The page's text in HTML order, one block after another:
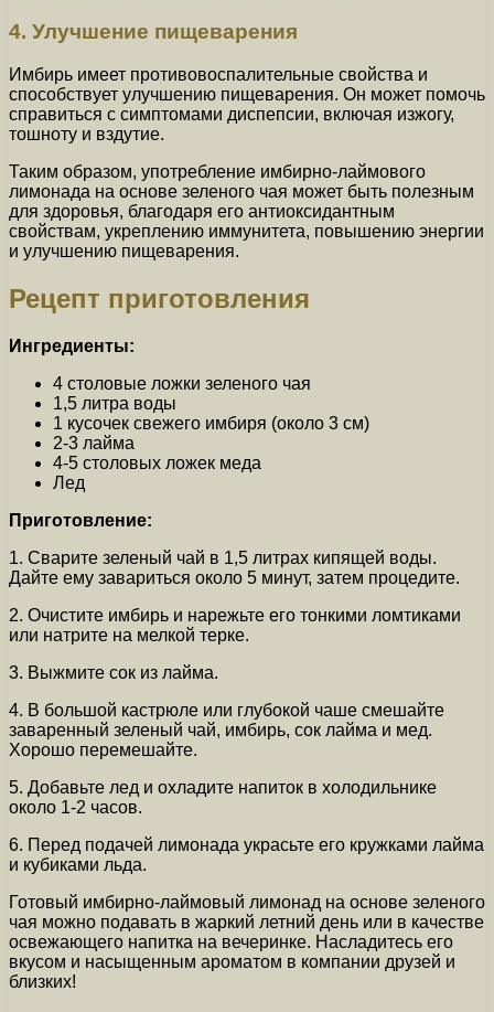
4. Улучшение пищеварения
Имбирь имеет противовоспалительные свойства и
способствует улучшению пищеварения. Он может помочь
справиться с симптомами диспепсии, включая изжогу,
тошноту и вздутие.
Таким образом, употребление имбирно-лаймового
лимонада на основе зеленого чая может быть полезным
для здоровья, благодаря его антиоксидантным
свойствам, укреплению иммунитета, повышению энергии
и улучшению пищеварения.
Рецепт приготовления
Ингредиенты:
4 столовые ложки зеленого чая
1,5 литра воды
1 кусочек свежего имбиря (около 3 см)
2-3 лайма
4-5 столовых ложек меда
Лед
Приготовление:
1. Сварите зеленый чай в 1,5 литрах кипящей воды.
Дайте ему завариться около 5 минут, затем процедите.
2. Очистите имбирь и нарежьте его тонкими ломтиками
или натрите на мелкой терке.
3. Выжмите сок из лайма.
4. В большой кастрюле или глубокой чаше смешайте
заваренный зеленый чай, имбирь, сок лайма и мед.
Хорошо перемешайте.
5. Добавьте лед и охладите напиток в холодильнике
около 1-2 часов.
6. Перед подачей лимонада украсьте его кружками лайма
и кубиками льда.
Готовый имбирно-лаймовый лимонад на основе зеленого
чая можно подавать в жаркий летний день или в качестве
освежающего напитка на вечеринке. Насладитесь его
вкусом и насыщенным ароматом в компании друзей и
близких!